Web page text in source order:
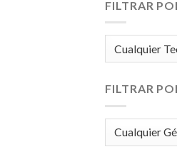
FILTRAR
FILTRAR